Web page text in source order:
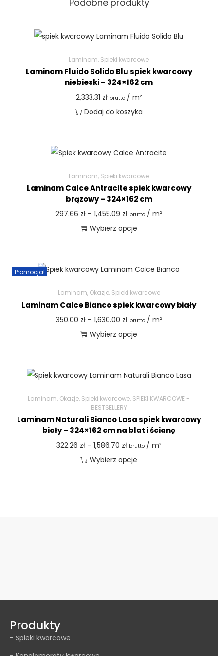
miejscu gdy pojawił się mały problem .
Podobne produkty
Laminam, Spieki kwarcowe
Laminam Fluido Solido Blu spiek kwarcowy
niebieski – 324×162 cm
2,333.31 zł brutto/ m²
Dodaj do koszyka
Laminam, Spieki kwarcowe
Laminam Calce Antracite spiek kwarcowy
brązowy – 324×162 cm
297.66 zł – 1,455.09 zł brutto / m²
Wybierz opcje
Promocja!
Laminam, Okazje, Spieki kwarcowe
Laminam Calce Bianco spiek kwarcowy biały
350.00 zł – 1,630.00 zł brutto/ m²
Wybierz opcje
Laminam, Okazje, Spieki kwarcowe, SPIEKI KWARCOWE -
BESTSELLERY
Laminam Naturali Bianco Lasa spiek kwarcowy
biały – 324×162 cm na blat i ścianę
322.26 zł – 1,586.70 zł brutto/ m²
Wybierz opcje
Produkty
- Spieki kwarcowe